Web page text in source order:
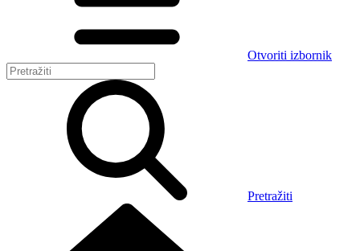
Otvoriti izbornik
Pretražiti